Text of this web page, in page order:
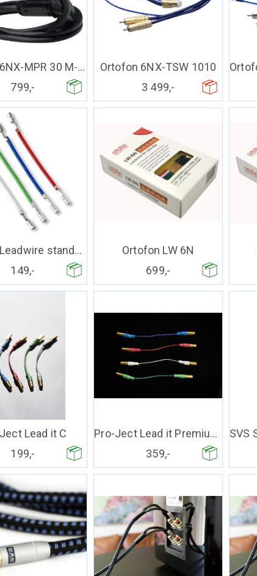
Ortofon 6NX-MPR 30 M-M
799,-
Ortofon 6NX-TSW 1010
3 499,-
Ortofon Leadwire standard
149,-
Ortofon LW 6N
699,-
Lead it C
199,-
Pro-Ject Lead it Premium Silver
359,-